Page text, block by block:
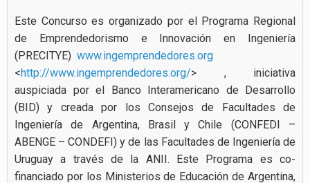
Este Concurso es organizado por el Programa Regional
de Emprendedorismo e Innovación en Ingeniería
(PRECITYE) www.ingemprendedores.org
<http://www.ingemprendedores.org/> , iniciativa
auspiciada por el Banco Interamericano de Desarrollo
(BID) y creada por los Consejos de Facultades de
Ingeniería de Argentina, Brasil y Chile (CONFEDI –
ABENGE – CONDEFI) y de las Facultades de Ingeniería de
Uruguay a través de la ANII. Este Programa es co-
financiado por los Ministerios de Educación de Argentina,